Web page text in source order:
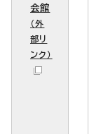
会館
（外
部リ
ンク）